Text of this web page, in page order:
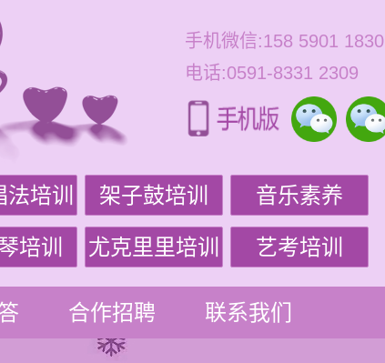
手机微信:158 5901 1830
电话:0591-8331 2309
培训 架子鼓培训 音乐素养
培训 尤克里里培训 艺考培训
合作招聘 联系我们